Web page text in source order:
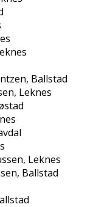
Ballstad
Leknes
Leknes
Ballstad